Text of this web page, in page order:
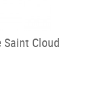
Saint Cloud